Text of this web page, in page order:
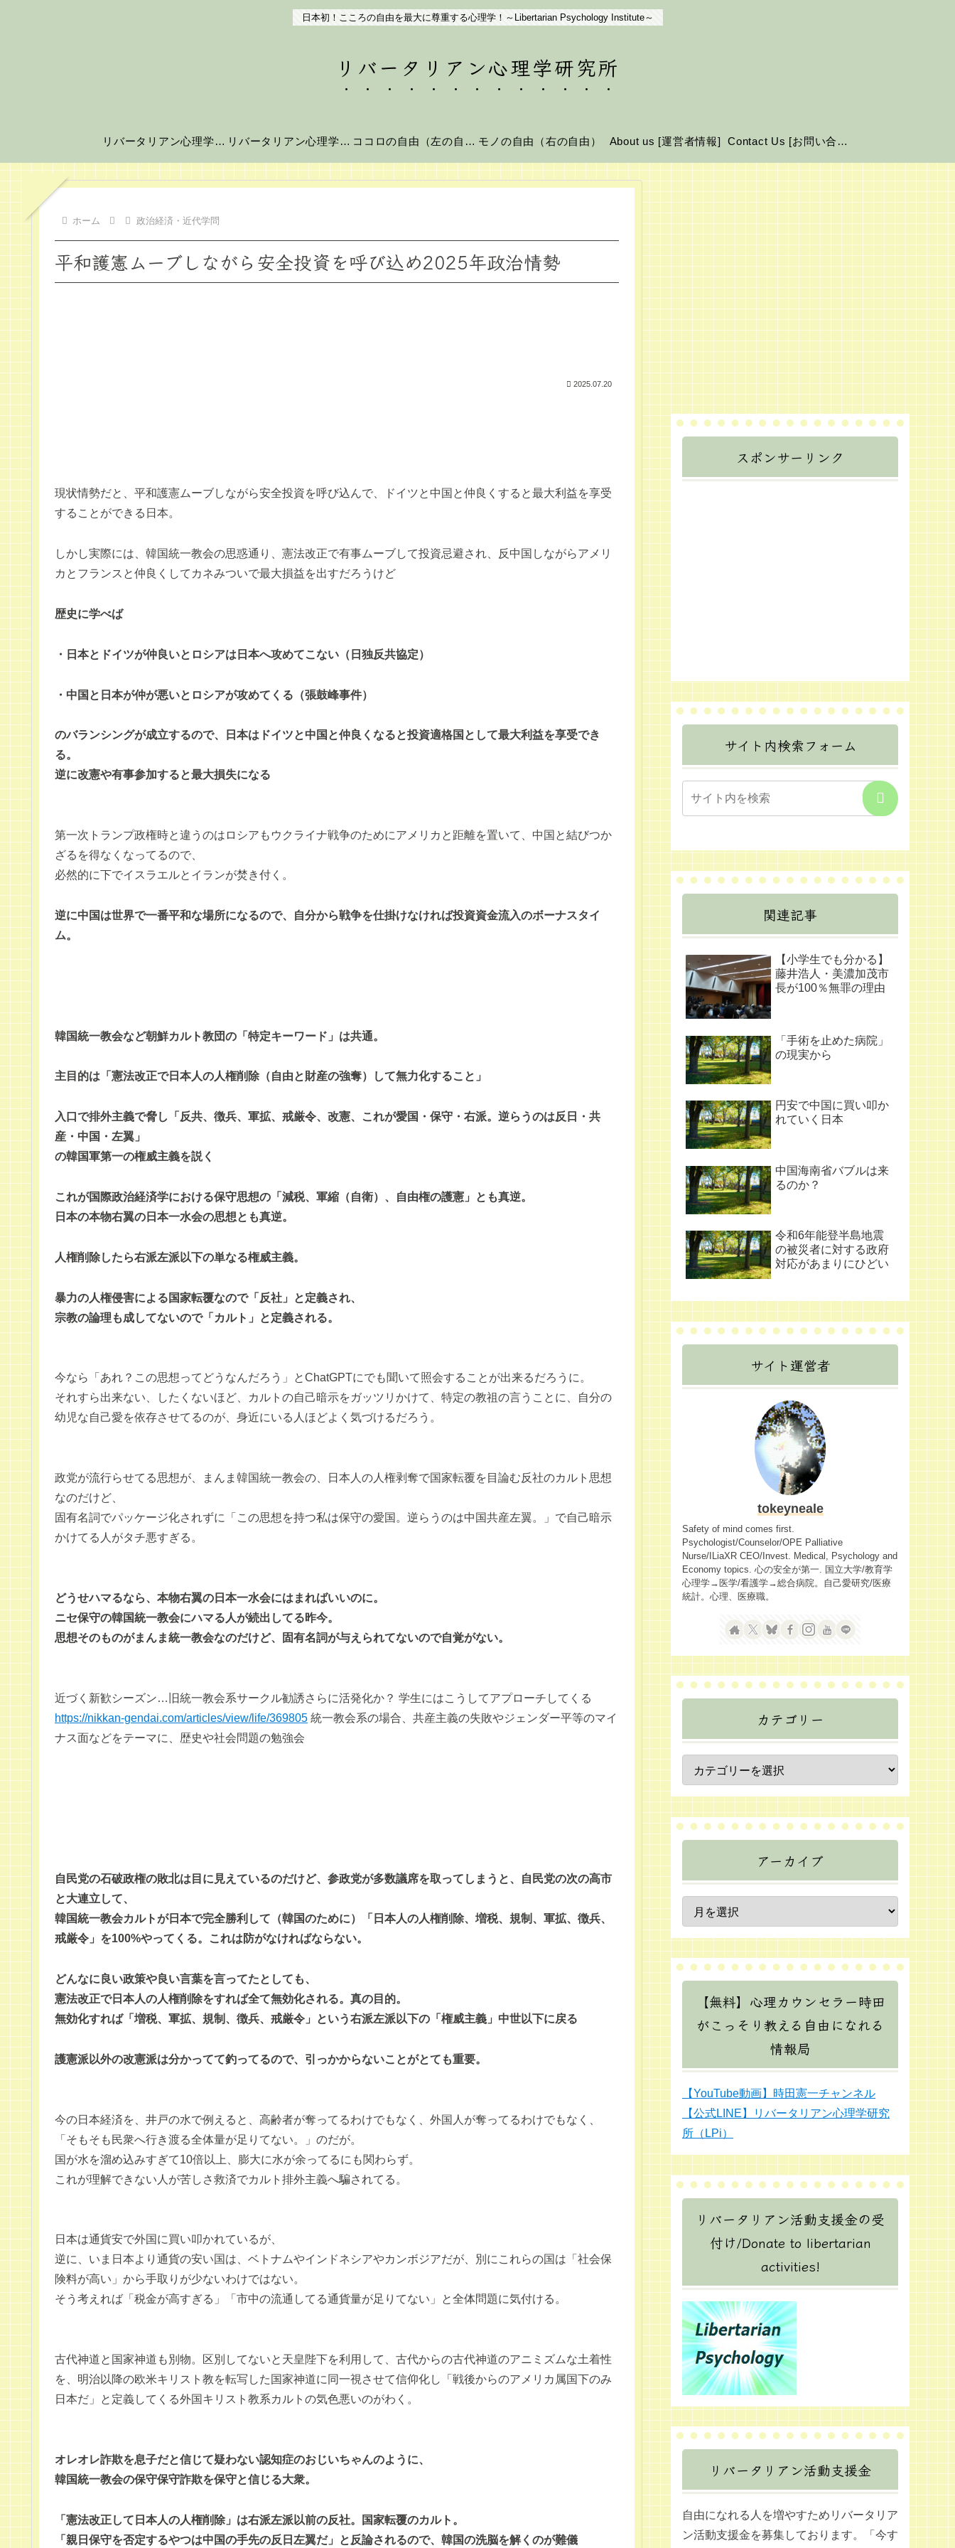
日本初！こころの自由を最大に尊重する心理学！～Libertarian Psychology Institute～
リバータリアン心理学研究所
リバータリアン心理学の世界へようこそ！ リバータリアン心理学とは？ ココロの自由（左の自由） モノの自由（右の自由） About us [運営者情報] Contact Us [お問い合わせ]
ホーム 政治経済・近代学問
平和護憲ムーブしながら安全投資を呼び込め2025年政治情勢
2025.07.20
現状情勢だと、平和護憲ムーブしながら安全投資を呼び込んで、ドイツと中国と仲良くすると最大利益を享受
することができる日本。
しかし実際には、韓国統一教会の思惑通り、憲法改正で有事ムーブして投資忌避され、反中国しながらアメリ
カとフランスと仲良くしてカネみついで最大損益を出すだろうけど
歴史に学べば
・日本とドイツが仲良いとロシアは日本へ攻めてこない（日独反共協定）
・中国と日本が仲が悪いとロシアが攻めてくる（張鼓峰事件）
のバランシングが成立するので、日本はドイツと中国と仲良くなると投資適格国として最大利益を享受でき
る。
逆に改憲や有事参加すると最大損失になる
第一次トランプ政権時と違うのはロシアもウクライナ戦争のためにアメリカと距離を置いて、中国と結びつか
ざるを得なくなってるので、
必然的に下でイスラエルとイランが焚き付く。
逆に中国は世界で一番平和な場所になるので、自分から戦争を仕掛けなければ投資資金流入のボーナスタイ
ム。
韓国統一教会など朝鮮カルト教団の「特定キーワード」は共通。
主目的は「憲法改正で日本人の人権削除（自由と財産の強奪）して無力化すること」
入口で排外主義で脅し「反共、徴兵、軍拡、戒厳令、改憲、これが愛国・保守・右派。逆らうのは反日・共
産・中国・左翼」
の韓国軍第一の権威主義を説く
これが国際政治経済学における保守思想の「減税、軍縮（自衛）、自由権の護憲」とも真逆。
日本の本物右翼の日本一水会の思想とも真逆。
人権削除したら右派左派以下の単なる権威主義。
暴力の人権侵害による国家転覆なので「反社」と定義され、
宗教の論理も成してないので「カルト」と定義される。
今なら「あれ？この思想ってどうなんだろう」とChatGPTにでも聞いて照会することが出来るだろうに。
それすら出来ない、したくないほど、カルトの自己暗示をガッツリかけて、特定の教祖の言うことに、自分の
幼児な自己愛を依存させてるのが、身近にいる人ほどよく気づけるだろう。
政党が流行らせてる思想が、まんま韓国統一教会の、日本人の人権剥奪で国家転覆を目論む反社のカルト思想
なのだけど、
固有名詞でパッケージ化されずに「この思想を持つ私は保守の愛国。逆らうのは中国共産左翼。」で自己暗示
かけてる人がタチ悪すぎる。
どうせハマるなら、本物右翼の日本一水会にはまればいいのに。
ニセ保守の韓国統一教会にハマる人が続出してる昨今。
思想そのものがまんま統一教会なのだけど、固有名詞が与えられてないので自覚がない。
近づく新歓シーズン…旧統一教会系サークル勧誘さらに活発化か？ 学生にはこうしてアプローチしてくる
https://nikkan-gendai.com/articles/view/life/369805 統一教会系の場合、共産主義の失敗やジェンダー平等のマイ
ナス面などをテーマに、歴史や社会問題の勉強会
自民党の石破政権の敗北は目に見えているのだけど、参政党が多数議席を取ってしまうと、自民党の次の高市
と大連立して、
韓国統一教会カルトが日本で完全勝利して（韓国のために）「日本人の人権削除、増税、規制、軍拡、徴兵、
戒厳令」を100%やってくる。これは防がなければならない。
どんなに良い政策や良い言葉を言ってたとしても、
憲法改正で日本人の人権削除をすれば全て無効化される。真の目的。
無効化すれば「増税、軍拡、規制、徴兵、戒厳令」という右派左派以下の「権威主義」中世以下に戻る
護憲派以外の改憲派は分かってて釣ってるので、引っかからないことがとても重要。
今の日本経済を、井戸の水で例えると、高齢者が奪ってるわけでもなく、外国人が奪ってるわけでもなく、
「そもそも民衆へ行き渡る全体量が足りてない。」のだが。
国が水を溜め込みすぎて10倍以上、膨大に水が余ってるにも関わらず。
これが理解できない人が苦しさ救済でカルト排外主義へ騙されてる。
日本は通貨安で外国に買い叩かれているが、
逆に、いま日本より通貨の安い国は、ベトナムやインドネシアやカンボジアだが、別にこれらの国は「社会保
険料が高い」から手取りが少ないわけではない。
そう考えれば「税金が高すぎる」「市中の流通してる通貨量が足りてない」と全体問題に気付ける。
古代神道と国家神道も別物。区別してないと天皇陛下を利用して、古代からの古代神道のアニミズムな土着性
を、明治以降の欧米キリスト教を転写した国家神道に同一視させて信仰化し「戦後からのアメリカ属国下のみ
日本だ」と定義してくる外国キリスト教系カルトの気色悪いのがわく。
オレオレ詐欺を息子だと信じて疑わない認知症のおじいちゃんのように、
韓国統一教会の保守保守詐欺を保守と信じる大衆。
「憲法改正して日本人の人権削除」は右派左派以前の反社。国家転覆のカルト。
「親日保守を否定するやつは中国の手先の反日左翼だ」と反論されるので、韓国の洗脳を解くのが難儀
スポンサーリンク
サイト内検索フォーム
関連記事
【小学生でも分かる】
藤井浩人・美濃加茂市
長が100％無罪の理由
「手術を止めた病院」
の現実から
円安で中国に買い叩か
れていく日本
中国海南省バブルは来
るのか？
令和6年能登半島地震
の被災者に対する政府
対応があまりにひどい
サイト運営者
tokeyneale
Safety of mind comes first.
Psychologist/Counselor/OPE Palliative
Nurse/ILiaXR CEO/Invest. Medical, Psychology and
Economy topics. 心の安全が第一. 国立大学/教育学
心理学→医学/看護学→総合病院。自己愛研究/医療
統計。心理、医療職。
カテゴリー
アーカイブ
【無料】心理カウンセラー時田
がこっそり教える自由になれる
情報局
【YouTube動画】時田憲一チャンネル
【公式LINE】リバータリアン心理学研究
所（LPi）
リバータリアン活動支援金の受
付け/Donate to libertarian
activities!
リバータリアン活動支援金
自由になれる人を増やすためリバータリア
ン活動支援金を募集しております。「今す